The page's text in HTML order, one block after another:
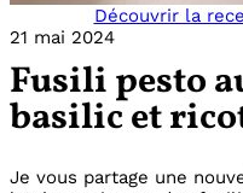
Découvrir la
21 mai 2024
Fusili pesto
basilic et
Je vous partage une